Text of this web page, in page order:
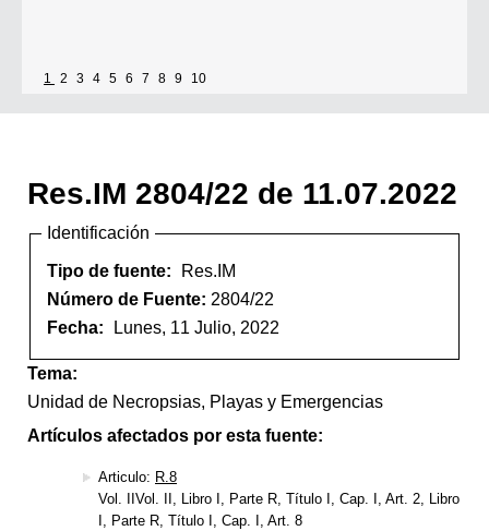
1 2 3 4 5 6 7 8 9 10
Res.IM 2804/22 de 11.07.2022
Identificación
Tipo de fuente:
Res.IM
Número de Fuente: 2804/22
Fecha:
Lunes, 11 Julio, 2022
Tema:
Unidad de Necropsias, Playas y Emergencias
Artículos afectados por esta fuente:
Articulo: R.8
Vol. IIVol. II, Libro I, Parte R, Título I, Cap. I, Art. 2, Libro
I, Parte R, Título I, Cap. I, Art. 8